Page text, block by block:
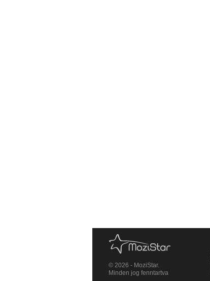
© 2026 - MoziStar.
Minden jog fenntartva